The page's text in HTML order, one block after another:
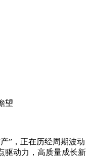
望
”，正在历经周期波动
驱动力，高质量成长新